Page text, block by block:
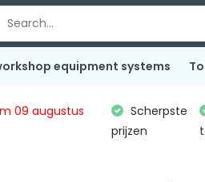
equipment systems
09 augustus
Scherpste
prijzen